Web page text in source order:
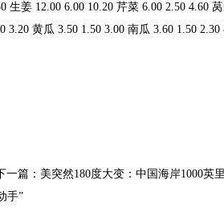
生姜 12.00 6.00 10.20 芹菜 6.00 2.50 4.60
黄瓜 3.50 1.50 3.00 南瓜 3.60 1.50 2.30
一篇： 美突然180度大变：中国海岸1000英
手”